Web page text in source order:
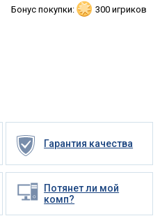
Гарантия качества
Потянет ли мой
комп?
Бонус покупки: 300 игриков